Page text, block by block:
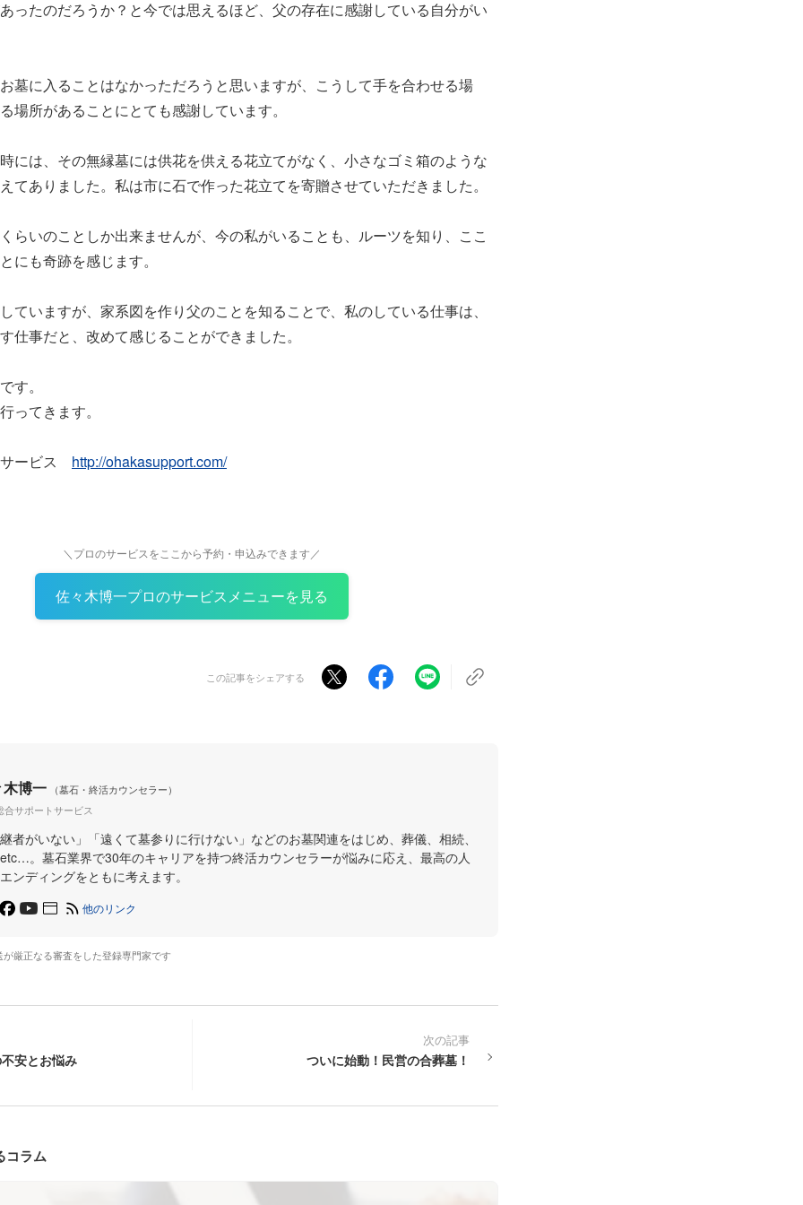
ったのだろうか？と今では思えるほど、父の存在に感謝している自分がい
墓に入ることはなかっただろうと思いますが、こうして手を合わせる場
場所があることにとても感謝しています。
には、その無縁墓には供花を供える花立てがなく、小さなゴミ箱のような
てありました。私は市に石で作った花立てを寄贈させていただきました。
らいのことしか出来ませんが、今の私がいることも、ルーツを知り、ここ
にも奇跡を感じます。
ていますが、家系図を作り父のことを知ることで、私のしている仕事は、
仕事だと、改めて感じることができました。
す。
ってきます。
ービス http://ohakasupport.com/
＼プロのサービスをここから予約・申込みできます／
佐々木博一プロのサービスメニューを見る
この記事をシェアする
博一
（墓石・終活カウンセラー）
合サポートサービス
者がいない」「遠くて墓参りに行けない」などのお墓関連をはじめ、葬儀、相続、
。墓石業界で30年のキャリアを持つ終活カウンセラーが悩みに応え、最高の人
ンディングをともに考えます。
他のリンク
厳正なる審査をした登録専門家です
安とお悩み
次の記事
ついに始動！民営の合葬墓！
コラム